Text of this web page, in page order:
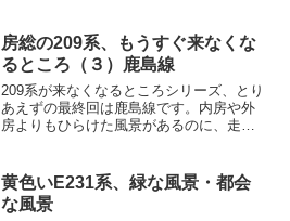
房総の209系、もうすぐ来なくな
るところ（３）鹿島線
209系が来なくなるところシリーズ、とり
あえずの最終回は鹿島線です。内房や外
房よりもひらけた風景があるのに、走っ
ということで。今後もぼちぼち房総の209
系は撮り続けていきます。
黄色いE231系、緑な風景・都会
な風景